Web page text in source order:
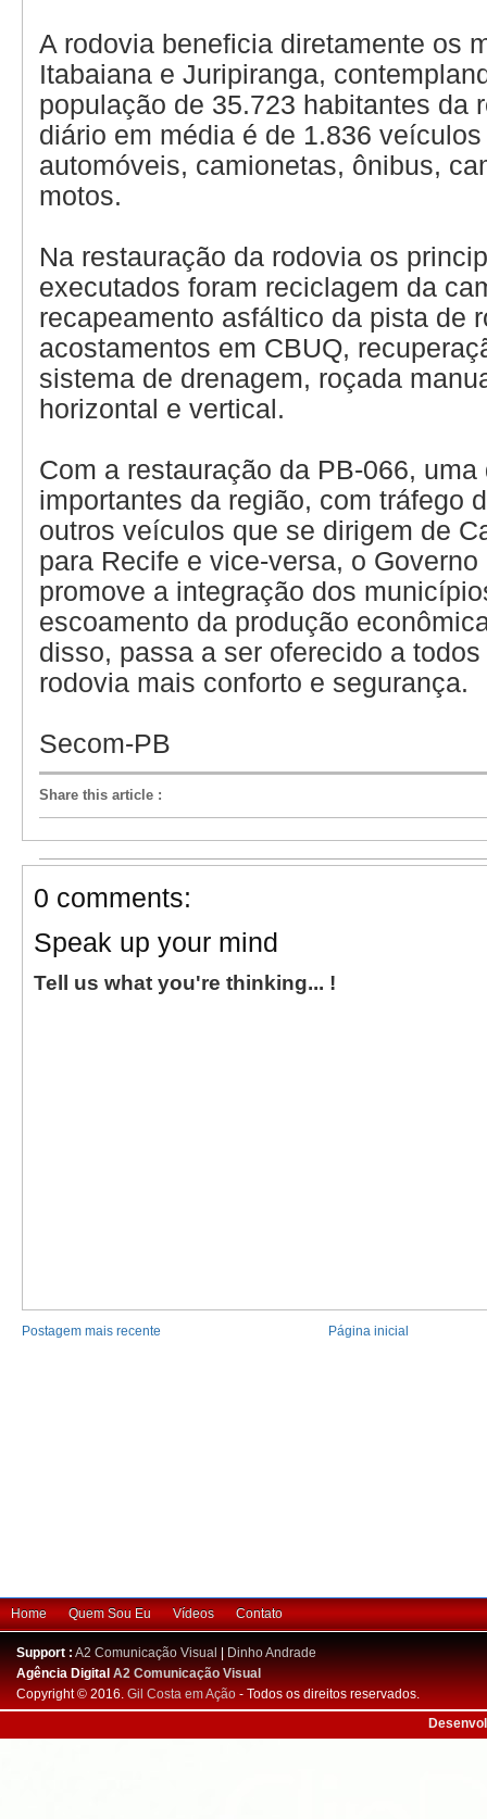
A rodovia beneficia diretamente os
Itabaiana e Juripiranga,
população de 35.723 habitantes da
diário em média é de 1.836
automóveis, camionetas, ônibus,
motos.
Na restauração da rodovia os
executados foram reciclagem da
recapeamento asfáltico da pista de
acostamentos em CBUQ,
sistema de drenagem, roçada
horizontal e vertical.
Com a restauração da PB-066, uma
importantes da região, com tráfego
outros veículos que se dirigem de
para Recife e vice-versa, o Governo
promove a integração dos
escoamento da produção
disso, passa a ser oferecido a
rodovia mais conforto e segurança.
Secom-PB
Share this article :
0 comments:
Speak up your mind
Tell us what you're thinking... !
Postagem mais recente Página inicial
Home Quem Sou Eu Vídeos Contato
Support : A2 Comunicação Visual
Dinho Andrade
Agência DigitalA2 Comunicação Visual
Copyright © 2016. Gil Costa em Ação - Todos os direitos reservados.